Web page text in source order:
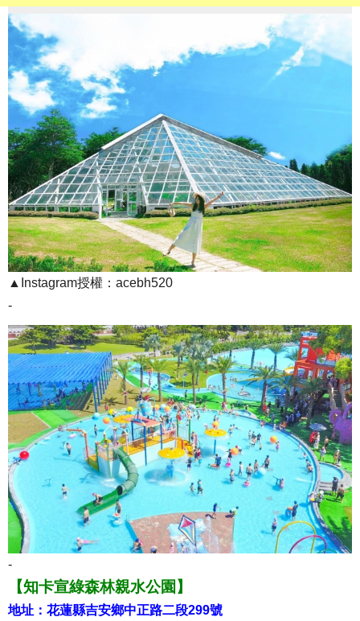
▲Instagram授權：acebh520
-
-
【知卡宣綠森林親水公園】
地址：花蓮縣吉安鄉中正路二段299號